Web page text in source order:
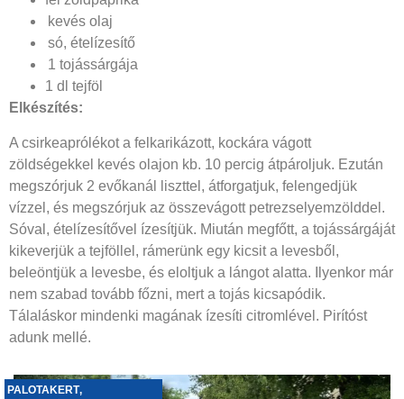
kevés olaj
só, ételízesítő
1 tojássárgája
1 dl tejföl
Elkészítés:
A csirkeaprólékot a felkarikázott, kockára vágott
zöldségekkel kevés olajon kb. 10 percig átpároljuk. Ezután
megszórjuk 2 evőkanál liszttel, átforgatjuk, felengedjük
vízzel, és megszórjuk az összevágott petrezselyemzölddel.
Sóval, ételízesítővel ízesítjük. Miután megfőtt, a tojássárgáját
kikeverjük a tejföllel, rámerünk egy kicsit a levesből,
beleöntjük a levesbe, és eloltjuk a lángot alatta. Ilyenkor már
nem szabad tovább főzni, mert a tojás kicsapódik.
Tálaláskor mindenki magának ízesíti citromlével. Pirítóst
adunk mellé.
PALOTAKERT,